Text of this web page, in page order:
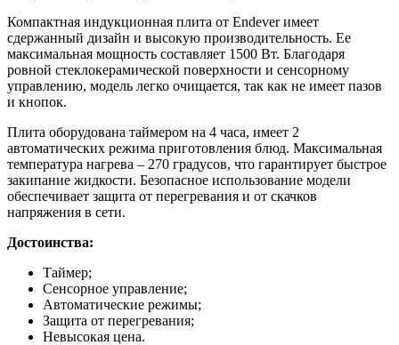
Компактная индукционная плита от Endever имеет
сдержанный дизайн и высокую производительность. Ее
максимальная мощность составляет 1500 Вт. Благодаря
ровной стеклокерамической поверхности и сенсорному
управлению, модель легко очищается, так как не имеет пазов
и кнопок.
Плита оборудована таймером на 4 часа, имеет 2
автоматических режима приготовления блюд. Максимальная
температура нагрева – 270 градусов, что гарантирует быстрое
закипание жидкости. Безопасное использование модели
обеспечивает защита от перегревания и от скачков
напряжения в сети.
Достоинства:
Таймер;
Сенсорное управление;
Автоматические режимы;
Защита от перегревания;
Невысокая цена.